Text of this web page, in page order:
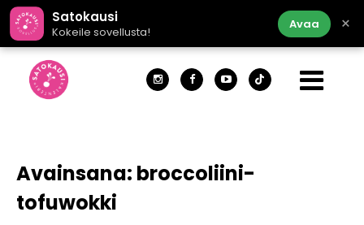
Satokausi
Kokeile sovellusta!
Avaa ×
Avainsana: broccoliini-
tofuwokki